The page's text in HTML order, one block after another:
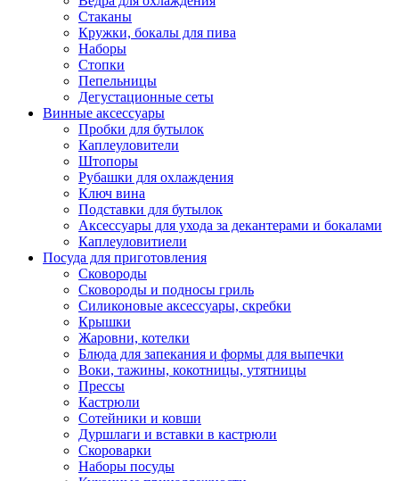
Стаканы
Кружки, бокалы для пива
Наборы
Стопки
Пепельницы
Дегустационные сеты
Винные аксессуары
Пробки для бутылок
Каплеуловители
Штопоры
Рубашки для охлаждения
Ключ вина
Подставки для бутылок
Аксессуары для ухода за декантерами и бокалами
Каплеуловитиели
Посуда для приготовления
Сковороды
Сковороды и подносы гриль
Силиконовые аксессуары, скребки
Крышки
Жаровни, котелки
Блюда для запекания и формы для выпечки
Воки, тажины, кокотницы, утятницы
Прессы
Кастрюли
Сотейники и ковши
Дуршлаги и вставки в кастрюли
Скороварки
Наборы посуды